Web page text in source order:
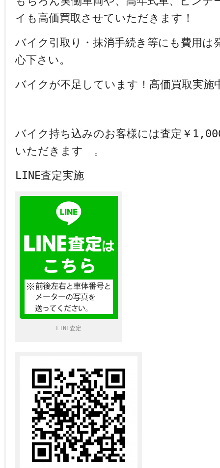
イも高価買取させていただきます！
バイク引取り・抹消手続き等にも費用は
心下さい。
バイクが不足しています！高価買取実施
バイク持ち込みのお客様には査定￥
いただきます 。
LINE査定実施
LINE査定